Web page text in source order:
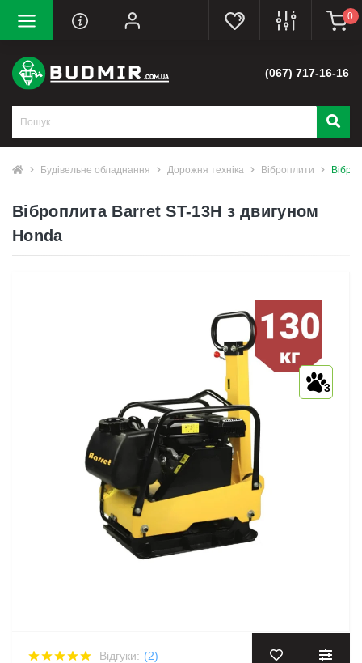
0
(067) 717-16-16
Будівельне обладнання Дорожня техніка Віброплити
Віброплита Barret ST-13H з двигуном
Honda
3
Відгуки: (2)